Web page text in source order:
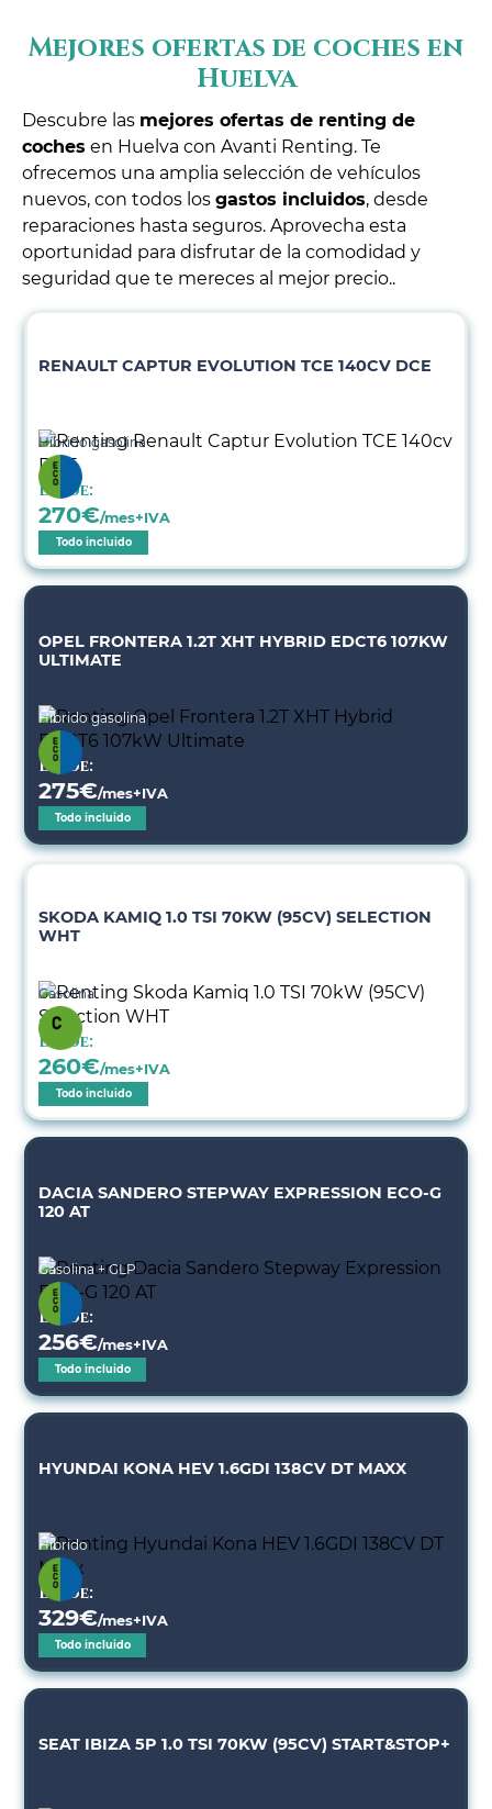
Mejores ofertas de coches en
Huelva
Descubre las mejores ofertas de renting de
coches en Huelva con Avanti Renting. Te
ofrecemos una amplia selección de vehículos
nuevos, con todos los gastos incluidos, desde
reparaciones hasta seguros. Aprovecha esta
oportunidad para disfrutar de la comodidad y
seguridad que te mereces al mejor precio..
RENAULT CAPTUR EVOLUTION TCE 140CV DCE
Híbrido gasolina
Desde:
270€/mes+IVA
Todo incluido
OPEL FRONTERA 1.2T XHT HYBRID EDCT6 107KW
ULTIMATE
Híbrido gasolina
Desde:
275€/mes+IVA
Todo incluido
SKODA KAMIQ 1.0 TSI 70KW (95CV) SELECTION
WHT
Gasolina
Desde:
260€/mes+IVA
Todo incluido
DACIA SANDERO STEPWAY EXPRESSION ECO-G
120 AT
Gasolina + GLP
Desde:
256€/mes+IVA
Todo incluido
HYUNDAI KONA HEV 1.6GDI 138CV DT MAXX
Híbrido
Desde:
329€/mes+IVA
Todo incluido
SEAT IBIZA 5P 1.0 TSI 70KW (95CV) START&STOP+